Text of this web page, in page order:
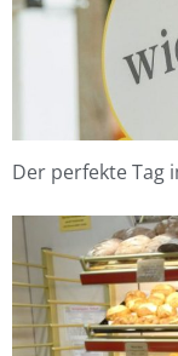
Der perfekte Tag